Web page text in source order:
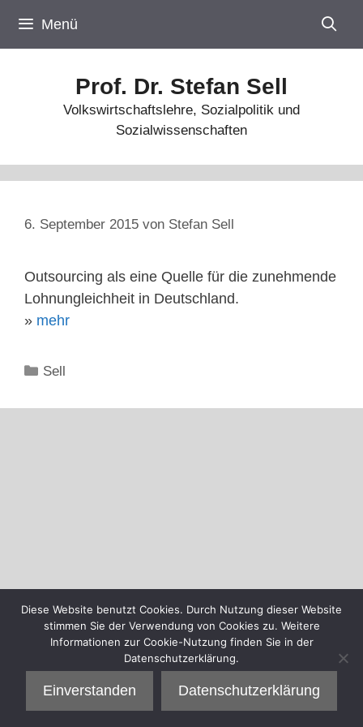
Inhalt
springen
Menü
Prof. Dr. Stefan Sell
Volkswirtschaftslehre, Sozialpolitik und
Sozialwissenschaften
6. September 2015 von Stefan Sell
Outsourcing als eine Quelle für die zunehmende
Lohnungleichheit in Deutschland.
» mehr
Kategorien
Sell
Diese Website benutzt Cookies. Durch Nutzung dieser Website
stimmen Sie der Verwendung von Cookies zu. Weitere
Informationen zur Cookie-Nutzung finden Sie in der
Datenschutzerklärung.
Einverstanden Datenschutzerklärung